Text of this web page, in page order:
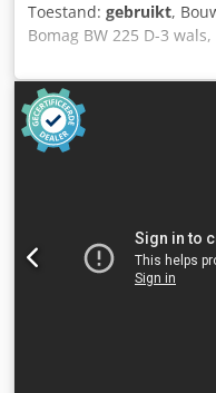
Toestand: gebruikt,
Bomag BW 225 D-3
slechts 3.824u, motor:
gewicht: 24.700kg,
conditie
verzoek kunnen wij u een
financieringsaanbieding
contact op met Tobias